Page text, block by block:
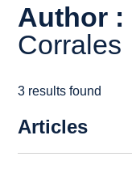
Author :
Corrales
3 results found
Articles